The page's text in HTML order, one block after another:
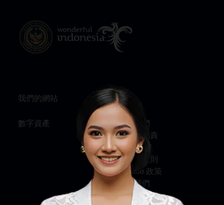
我們的網站
數字資產
資訊
關於我們
服務與問責
私隱政策
條款及細則
Cookie 政策
聯絡我們